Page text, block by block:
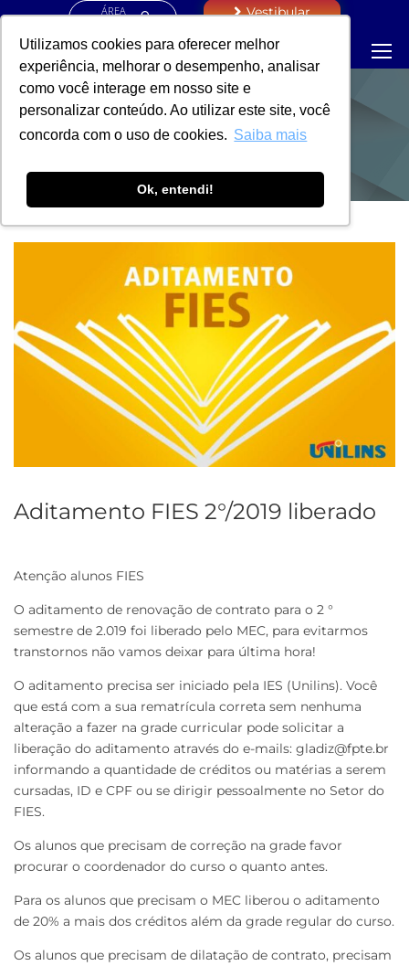
Utilizamos cookies para oferecer melhor
experiência, melhorar o desempenho, analisar
como você interage em nosso site e
personalizar conteúdo. Ao utilizar este site, você
concorda com o uso de cookies. Saiba mais
Ok, entendi!
ÁREA
Vestibular
NOTÍCIAS
Aditamento FIES 2°/2019 liberado
Atenção alunos FIES
O aditamento de renovação de contrato para o 2 °
semestre de 2.019 foi liberado pelo MEC, para evitarmos
transtornos não vamos deixar para última hora!
O aditamento precisa ser iniciado pela IES (Unilins). Você
que está com a sua rematrícula correta sem nenhuma
alteração a fazer na grade curricular pode solicitar a
liberação do aditamento através do e-mails: gladiz@fpte.br
informando a quantidade de créditos ou matérias a serem
cursadas, ID e CPF ou se dirigir pessoalmente no Setor do
FIES.
Os alunos que precisam de correção na grade favor
procurar o coordenador do curso o quanto antes.
Para os alunos que precisam o MEC liberou o aditamento
de 20% a mais dos créditos além da grade regular do curso.
Os alunos que precisam de dilatação de contrato, precisam